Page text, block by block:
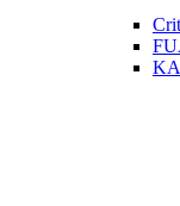
Crit